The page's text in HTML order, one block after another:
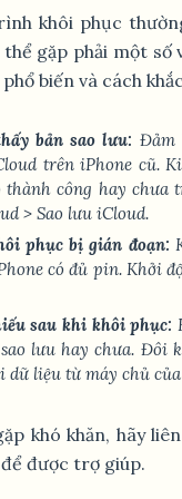
khôi phục
gặp phải một số
biến và cách
bản sao lưu: Đảm
trên iPhone cũ.
thành công hay chưa
> Sao lưu iCloud.
phục bị gián đoạn:
có đủ pin. Khởi
sau khi khôi phục:
lưu hay chưa. Đôi
dữ liệu từ máy chủ
khó khăn, hãy
được trợ giúp.